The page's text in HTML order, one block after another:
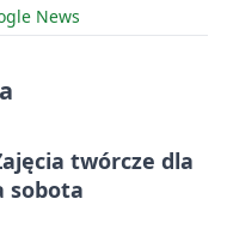
News
twórcze dla
sobota